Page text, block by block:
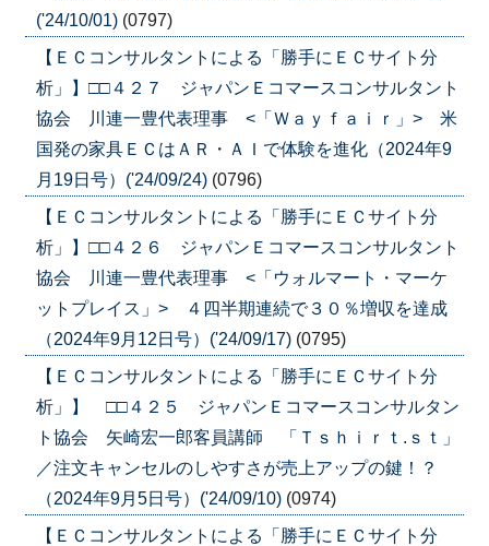
('24/10/01) (0797)
【ＥＣコンサルタントによる「勝手にＥＣサイト分
析」】□□４２７ ジャパンＥコマースコンサルタント
協会 川連一豊代表理事 <「Ｗａｙｆａｉｒ」> 米
国発の家具ＥＣはＡＲ・ＡＩで体験を進化（2024年9
月19日号）('24/09/24) (0796)
【ＥＣコンサルタントによる「勝手にＥＣサイト分
析」】□□４２６ ジャパンＥコマースコンサルタント
協会 川連一豊代表理事 <「ウォルマート・マーケ
ットプレイス」> ４四半期連続で３０％増収を達成
（2024年9月12日号）('24/09/17) (0795)
【ＥＣコンサルタントによる「勝手にＥＣサイト分
析」】 □□４２５ ジャパンＥコマースコンサルタン
ト協会 矢崎宏一郎客員講師 「Ｔｓｈｉｒｔ.ｓｔ」
／注文キャンセルのしやすさが売上アップの鍵！？
（2024年9月5日号）('24/09/10) (0974)
【ＥＣコンサルタントによる「勝手にＥＣサイト分